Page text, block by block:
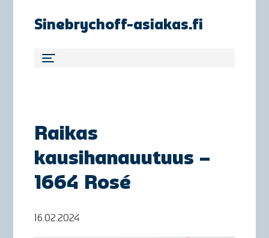
Sinebrychoff-asiakas.fi
Raikas
kausihanauutuus –
1664 Rosé
16.02.2024